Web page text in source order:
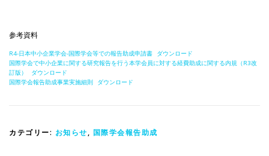
参考資料
R4-日本中小企業学会-国際学会等での報告助成申請書
ダウンロード
国際学会で中小企業に関する研究報告を行う本学会員に対する経費助成に関する内規（R3改
訂版）
ダウンロード
国際学会報告助成事業実施細則
ダウンロード
カテゴリー: お知らせ, 国際学会報告助成